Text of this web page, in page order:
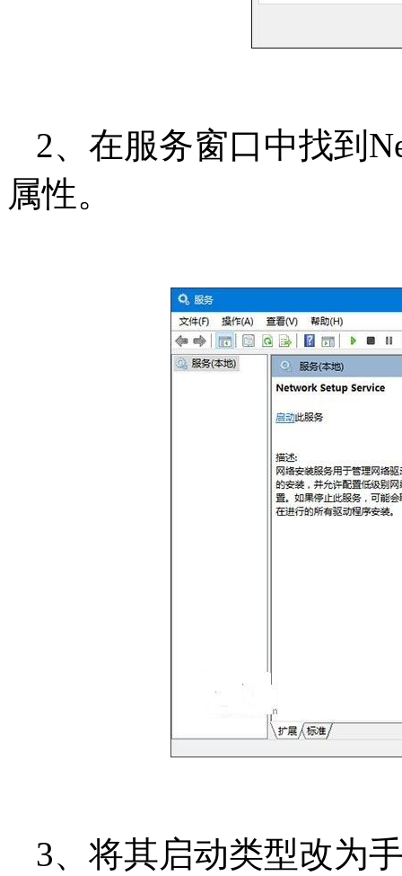
2、在服务窗口中找到
属性。
3、将其启动类型改为